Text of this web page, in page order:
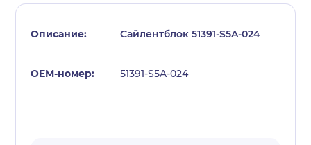
Сайлентблок 51391-S5A-024
51391-S5A-024